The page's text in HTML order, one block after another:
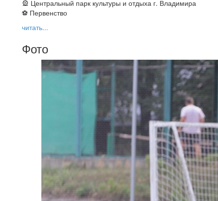
🎡 Центральный парк культуры и отдыха г. Владимира
⚽ Первенство
читать...
Фото